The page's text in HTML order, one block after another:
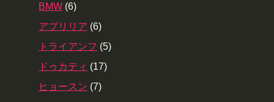
BMW (6)
アプリリア (6)
トライアンフ (5)
ドゥカティ (17)
ヒョースン (7)